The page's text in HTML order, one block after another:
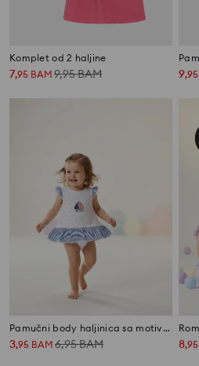
Komplet od 2 haljine
7,95 BAM 9,95BAM 9,95
Pamučni body haljinica sa motivom jedrilice
3,95 BAM 6,95BAM 8,95